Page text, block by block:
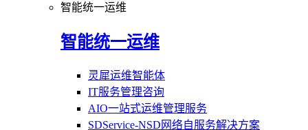
智能统一运维
智能统一运维
灵犀运维智能体
IT服务管理咨询
AIO一站式运维管理服务
SDService-NSD网络自服务解决方案